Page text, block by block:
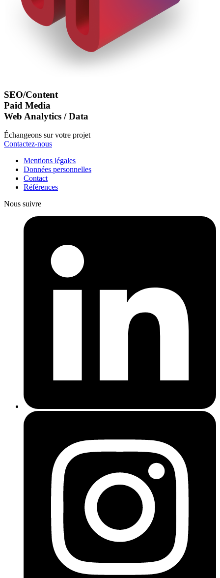
SEO/Content
Paid Media
Web Analytics / Data
Échangeons sur votre projet
Contactez-nous
Mentions légales
Données personnelles
Contact
Références
Nous suivre